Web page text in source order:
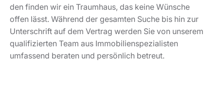
den finden wir ein Traumhaus, das keine Wünsche
offen lässt. Während der gesamten Suche bis hin zur
Unterschrift auf dem Vertrag werden Sie von unserem
qualifizierten Team aus Immobilienspezialisten
umfassend beraten und persönlich betreut.